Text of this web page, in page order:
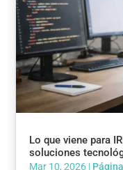
Lo que viene para
soluciones
Mar 10, 2026 |